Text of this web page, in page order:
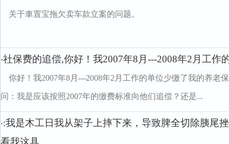
关于車置宝拖欠卖车款立案的问题。
·社保费的追偿,你好！我2007年8月---2008年2月工作
你好！我2007年8月---2008年2月工作的单位少缴了我的养老
问：我是应该按照2007年的缴费标准向他们追偿？还是...
·:我是木工日我从架子上摔下来，导致脾全切除胰尾
看我这具